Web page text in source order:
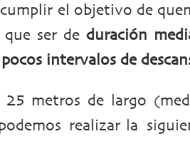
el objetivo de
que ser de duración
pocos intervalos de
25 metros de largo
realizar la